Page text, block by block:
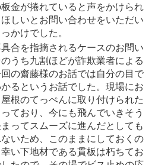
金が捲れていると声をかけられ
しいとお問い合わせをいただい
かけでした。
合を指摘されるケースのお問い
うち九割ほどが詐欺業者による
の齋藤様のお話では自分の目で
るというお話でした。現場にお
根のてっぺんに取り付けられた
ており、今にも飛んでいきそう
ってスムーズに進んだとしても
いため、このままにしておくの
い下地材である貫板は朽ちてお